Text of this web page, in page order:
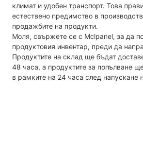
климат и удобен транспорт. Това
естествено предимство в
продажбите на продукти.
Моля, свържете се с Mclpanel, за да
продуктовия инвентар, преди да
Продуктите на склад ще бъдат
48 часа, а продуктите за попълване
в рамките на 24 часа след напускане